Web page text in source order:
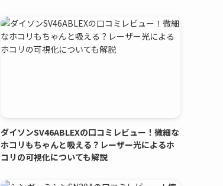
ダイソンSV46ABLEXの口コミレビュー！微細な
ホコリもちゃんと吸える？レーザー光によるホ
コリの可視化についても解説